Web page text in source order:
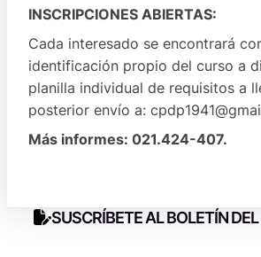
INSCRIPCIONES ABIERTAS:
Cada interesado se encontrará
identificación propio del curso a
planilla individual de requisitos a
posterior envío a:
Más informes: 021.424-407.
SUSCRÍBETE AL BOLETÍN